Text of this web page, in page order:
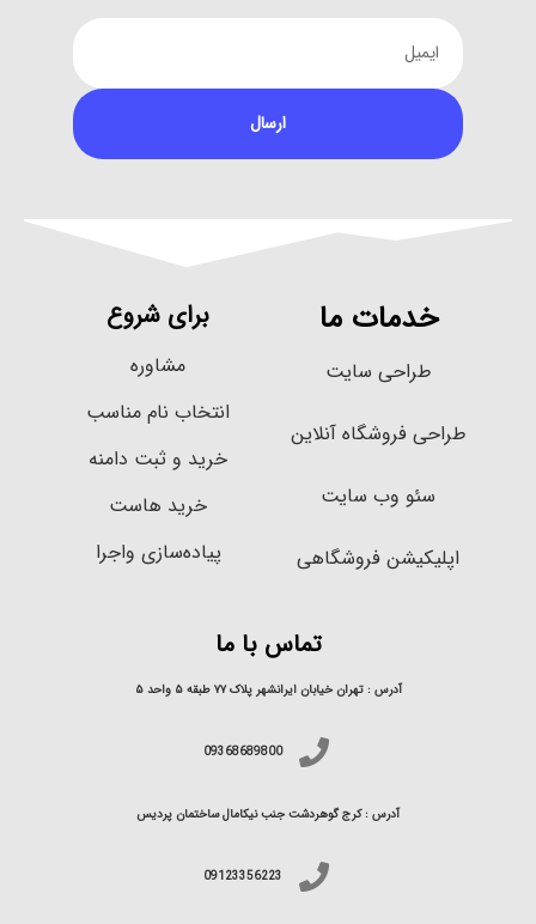
ارسال
خدمات ما
طراحی سایت
طراحی فروشگاه آنلاین
سئو وب سایت
اپلیکیشن فروشگاهی
برای شروع
مشاوره
انتخاب نام مناسب
خرید و ثبت دامنه
خرید هاست
پیاده‌سازی واجرا
تماس با ما
آدرس : تهران خیابان ایرانشهر پلاک ۷۷ طبقه ۵ واحد ۵
09368689800
آدرس : کرج گوهردشت جنب نیکامال ساختمان پردیس
09123356223